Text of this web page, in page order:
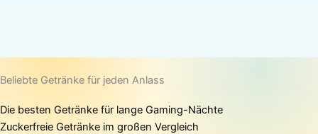
Beliebte Getränke für jeden Anlass
Die besten Getränke für lange Gaming-Nächte
Zuckerfreie Getränke im großen Vergleich